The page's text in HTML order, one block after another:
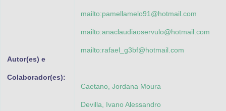
Autor(es) e
Colaborador(es):
mailto:pamellamelo91@hotmail.com
mailto:anaclaudiaoservulo@hotmail.com
mailto:rafael_g3bf@hotmail.com
Caetano, Jordana Moura
Devilla, Ivano Alessandro